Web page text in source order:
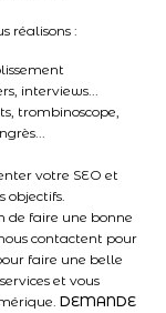
réalisons :
interviews...
trombinoscope,
votre SEO et
objectifs.
de faire une bonne
contactent pour
faire une belle
et vous
DEMANDE